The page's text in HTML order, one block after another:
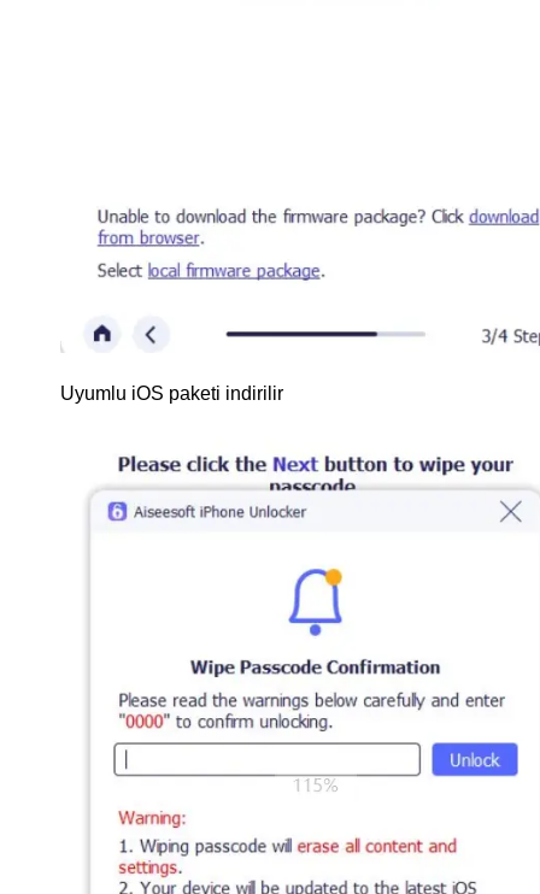
Uyumlu iOS paketi indirilir